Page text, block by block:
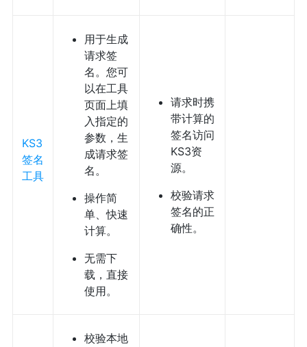
KS3
签名
工具
用于生成
请求签
名。您可
以在工具
页面上填
入指定的
参数，生
成请求签
名。
操作简
单、快速
计算。
无需下
载，直接
使用。
请求时携
带计算的
签名访问
KS3资
源。
校验请求
签名的正
确性。
校验本地